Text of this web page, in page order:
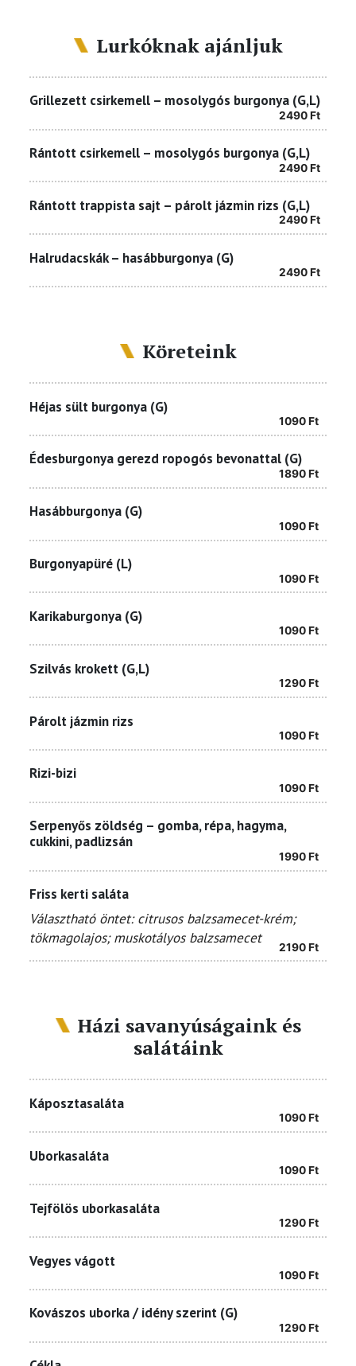
Lurkóknak ajánljuk
Grillezett csirkemell – mosolygós burgonya (G,L)
2490Ft
Rántott csirkemell – mosolygós burgonya (G,L)
2490Ft
Rántott trappista sajt – párolt jázmin rizs (G,L)
2490Ft
Halrudacskák – hasábburgonya (G)
2490Ft
Köreteink
Héjas sült burgonya (G)
1090Ft
Édesburgonya gerezd ropogós bevonattal (G)
1890Ft
Hasábburgonya (G)
1090Ft
Burgonyapüré (L)
1090Ft
Karikaburgonya (G)
1090Ft
Szilvás krokett (G,L)
1290Ft
Párolt jázmin rizs
1090Ft
Rizi-bizi
1090Ft
Serpenyős zöldség – gomba, répa, hagyma,
cukkini, padlizsán
1990Ft
Friss kerti saláta
Választható öntet: citrusos balzsamecet-krém;
tökmagolajos; muskotályos balzsamecet
2190Ft
Házi savanyúságaink és
salátáink
Káposztasaláta
1090Ft
Uborkasaláta
1090Ft
Tejfölös uborkasaláta
1290Ft
Vegyes vágott
1090Ft
Kovászos uborka / idény szerint (G)
1290Ft